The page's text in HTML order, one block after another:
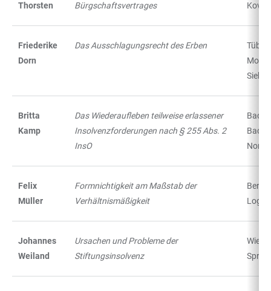
Thorsten
Bürgschaftsvertrages
Kovač
Friederike
Dorn
Das Ausschlagungsrecht des Erben
Mohr
Britta
Kamp
Das Wiederaufleben teilweise erlassener
Insolvenzforderungen nach § 255 Abs. 2
InsO
Felix
Müller
Formnichtigkeit am Maßstab der
Verhältnismäßigkeit
Berlin:
Logos
Johannes
Weiland
Ursachen und Probleme der
Stiftungsinsolvenz